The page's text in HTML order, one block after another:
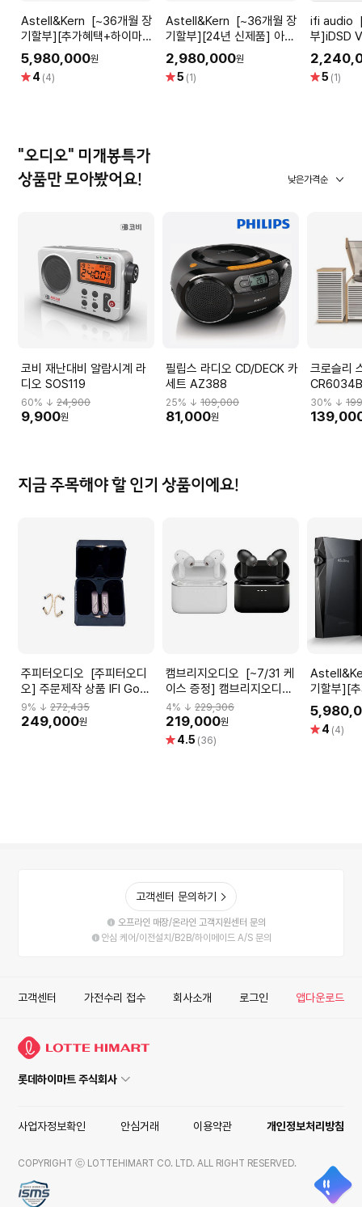
Astell&Kern [~36개월 장
기할부][추가혜택+하이마트
케어] 아스텔앤컨
A&ultima SP4000 실버/
블랙 DAP Built on
5,980,000원
별 4 (4)
Astell&Kern [~36개월 장
기할부][24년 신제품] 아스
텔앤컨 A&ultima
SP3000M Compact
Size, Limitless Sound
2,980,000원
별5 (1)
ifi audio [~36개월 장기할
부]iDSD
루투스
별5 (1)
"오디오" 미개봉특가
상품만 모아봤어요!
낮은가격순
코비 재난대비 알람시계 라
디오 SOS119
60% ↓ 24,900
9,900원
필립스 라디오 CD/DECK 카
세트 AZ388
25% ↓109,000
81,000원
크로슬리
30% ↓
지금 주목해야 할 인기 상품이에요!
주피터오디오 [주피터오디
오] 주문제작 상품 IFI Go
Pod _ 한율 골드 _ 이어루프
이어폰 커스텀 케이블 _ 고
9% ↓ 272,435
249,000원
캠브리지오디오 [~7/31 케
이스 증정] 캠브리지오디오
멜로매니아 A100 하이파이
액티브 노이즈캔슬링 무선
블루투스 이어폰
4% ↓229,306
219,000원
별 4.5 (36)
Astell&Kern
기할부][
케어] 아
블랙
별 4 (4)
고객센터 문의하기
오프라인 매장/온라인 고객지원센터 문의
안심 케어/이전설치/B2B/하이메이드 A/S 문의
고객센터 가전수리 접수 회사소개 로그인 앱다운로드
롯데하이마트 주식회사
사업자정보확인 안심거래 이용약관 개인정보처리방침
COPYRIGHT ⓒ LOTTEHIMART CO. LTD. ALL RIGHT RESERVED.
ISMS